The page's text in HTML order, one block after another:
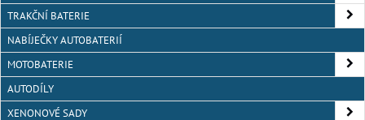
TRAKČNÍ BATERIE
NABÍJEČKY AUTOBATERIÍ
MOTOBATERIE
AUTODÍLY
XENONOVÉ SADY